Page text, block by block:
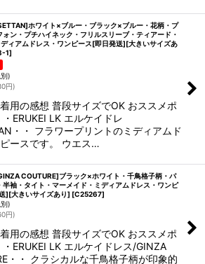
ホワイト×ブルー・ブラック×ブルー・花柄・プ
ォン・プチハイネック・フリルスリーブ・ティアード・
ィアムドレス・ワンピース[即日発送][大きいサイズあ
1]
)
円)
用の感想 普段サイズでOK おススメポ
ERUKEI LK エルケイドレ
・・ フラワープリントのミディアムド
ースです。 ウエス…
COUTURE]ブラック×ホワイト・千鳥格子柄・パ
半袖・タイト・マーメイド・ミディアムドレス・ワンピ
][大きいサイズあり] [C25267]
)
円)
用の感想 普段サイズでOK おススメポ
・ERUKEI LK エルケイドレス/GINZA
・・ クラシカルな千鳥格子柄が印象的